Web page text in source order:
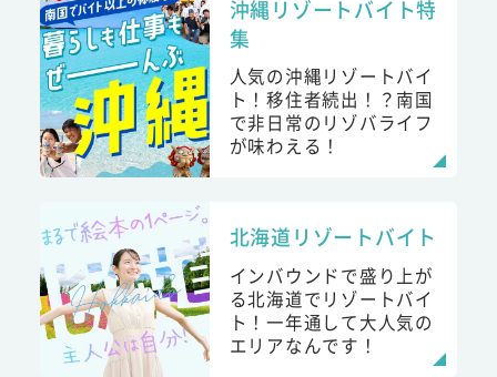
沖縄リゾートバイト特
集
人気の沖縄リゾートバイ
ト！移住者続出！？南国
で非日常のリゾバライフ
が味わえる！
北海道リゾートバイト
インバウンドで盛り上が
る北海道でリゾートバイ
ト！一年通して大人気の
エリアなんです！